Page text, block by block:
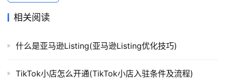
相关阅读
什么是亚马逊Listing(亚马逊Listing优化技巧)
TikTok小店怎么开通(TikTok小店入驻条件及流程)